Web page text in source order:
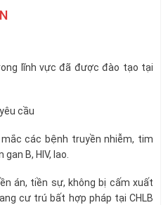
lĩnh vực đã được đào tạo tại
cầu
các bệnh truyền nhiễm, tim
B, HIV, lao.
án, tiền sự, không bị cấm xuất
cư trú bất hợp pháp tại CHLB